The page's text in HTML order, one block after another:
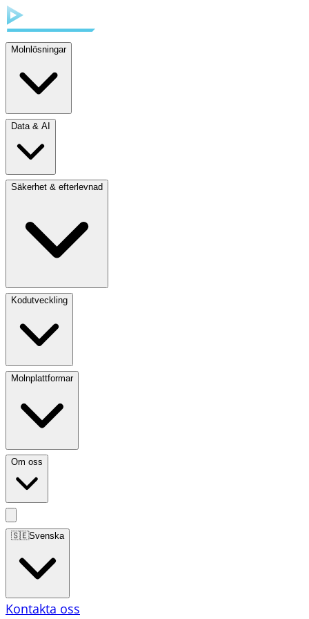
Molnlösningar
Data & AI
Säkerhet & efterlevnad
Kodutveckling
Molnplattformar
Om oss
🇸🇪Svenska
Kontakta oss